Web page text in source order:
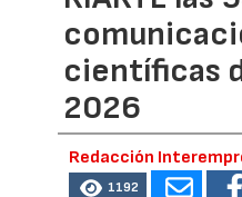
científicas
2026
Redacción
1192